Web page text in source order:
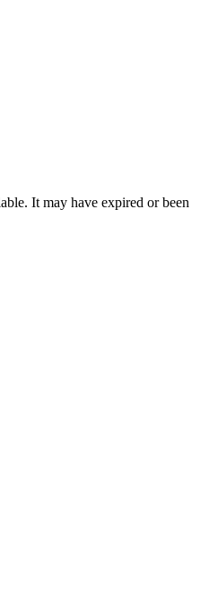
It may have expired or been